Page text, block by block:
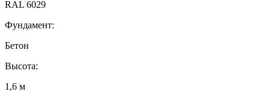
RAL 6029
Фундамент:
Бетон
Высота:
1,6 м